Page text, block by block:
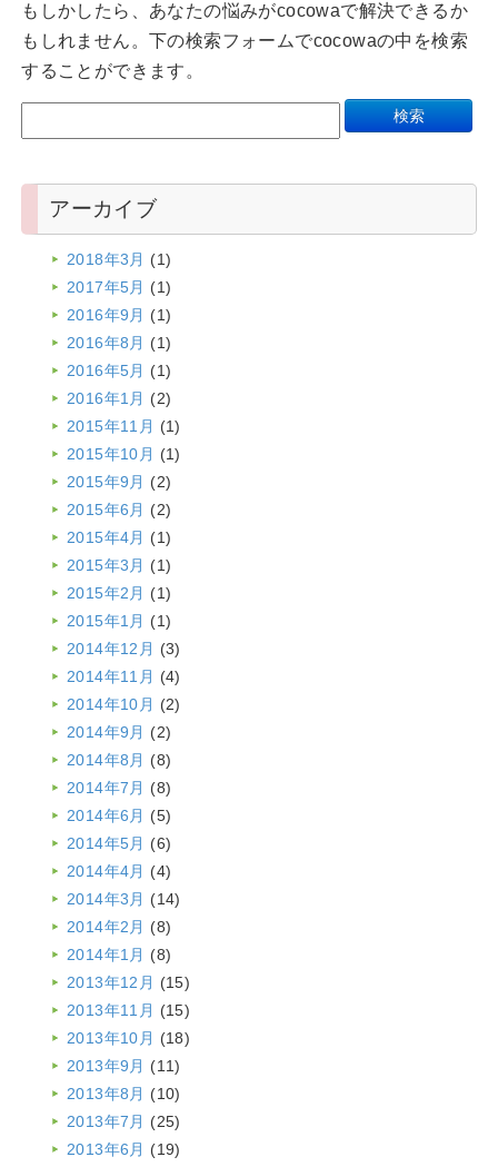
もしかしたら、あなたの悩みがcocowaで解決できるか
もしれません。下の検索フォームでcocowaの中を検索
することができます。
アーカイブ
2018年3月 (1)
2017年5月 (1)
2016年9月 (1)
2016年8月 (1)
2016年5月 (1)
2016年1月 (2)
2015年11月 (1)
2015年10月 (1)
2015年9月 (2)
2015年6月 (2)
2015年4月 (1)
2015年3月 (1)
2015年2月 (1)
2015年1月 (1)
2014年12月 (3)
2014年11月 (4)
2014年10月 (2)
2014年9月 (2)
2014年8月 (8)
2014年7月 (8)
2014年6月 (5)
2014年5月 (6)
2014年4月 (4)
2014年3月 (14)
2014年2月 (8)
2014年1月 (8)
2013年12月 (15)
2013年11月 (15)
2013年10月 (18)
2013年9月 (11)
2013年8月 (10)
2013年7月 (25)
2013年6月 (19)